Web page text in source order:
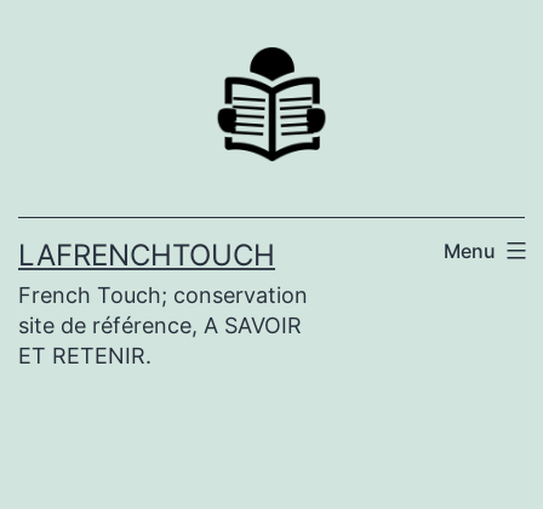
LAFRENCHTOUCH
French Touch; conservation
site de référence, A SAVOIR
ET RETENIR.
Menu